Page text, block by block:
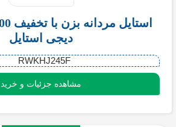
دیجی استایل
RWKHJ245F
مشاهده جزئیات و خرید